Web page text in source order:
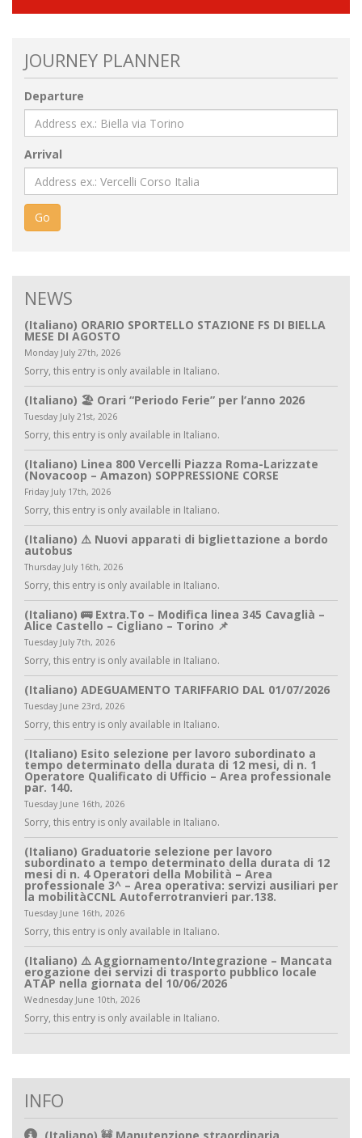
JOURNEY PLANNER
Departure
Arrival
Go
NEWS
(Italiano) ORARIO SPORTELLO STAZIONE FS DI BIELLA
MESE DI AGOSTO
Monday July 27th, 2026
Sorry, this entry is only available in Italiano.
(Italiano) 🏖️ Orari “Periodo Ferie” per l’anno 2026
Tuesday July 21st, 2026
Sorry, this entry is only available in Italiano.
(Italiano) Linea 800 Vercelli Piazza Roma-Larizzate
(Novacoop – Amazon) SOPPRESSIONE CORSE
Friday July 17th, 2026
Sorry, this entry is only available in Italiano.
(Italiano) ⚠️ Nuovi apparati di bigliettazione a bordo
autobus
Thursday July 16th, 2026
Sorry, this entry is only available in Italiano.
(Italiano) 🚌 Extra.To – Modifica linea 345 Cavaglià –
Alice Castello – Cigliano – Torino 📌
Tuesday July 7th, 2026
Sorry, this entry is only available in Italiano.
(Italiano) ADEGUAMENTO TARIFFARIO DAL 01/07/2026
Tuesday June 23rd, 2026
Sorry, this entry is only available in Italiano.
(Italiano) Esito selezione per lavoro subordinato a
tempo determinato della durata di 12 mesi, di n. 1
Operatore Qualificato di Ufficio – Area professionale
par. 140.
Tuesday June 16th, 2026
Sorry, this entry is only available in Italiano.
(Italiano) Graduatorie selezione per lavoro
subordinato a tempo determinato della durata di 12
mesi di n. 4 Operatori della Mobilità – Area
professionale 3^ – Area operativa: servizi ausiliari per
la mobilitàCCNL Autoferrotranvieri par.138.
Tuesday June 16th, 2026
Sorry, this entry is only available in Italiano.
(Italiano) ⚠️ Aggiornamento/Integrazione – Mancata
erogazione dei servizi di trasporto pubblico locale
ATAP nella giornata del 10/06/2026
Wednesday June 10th, 2026
Sorry, this entry is only available in Italiano.
INFO
(Italiano) 🚧 Manutenzione straordinaria